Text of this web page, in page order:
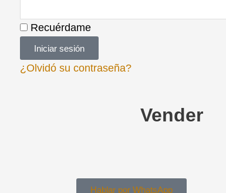
Recuérdame
Iniciar sesión
¿Olvidó su contraseña?
Vender
Hablar por WhatsApp